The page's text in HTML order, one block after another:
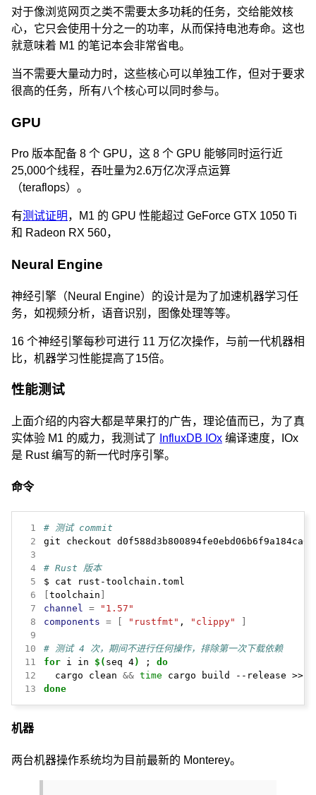
对于像浏览网页之类不需要太多功耗的任务，交给能效核
心，它只会使用十分之一的功率，从而保持电池寿命。这也
就意味着 M1 的笔记本会非常省电。
当不需要大量动力时，这些核心可以单独工作，但对于要求
很高的任务，所有八个核心可以同时参与。
GPU
Pro 版本配备 8 个 GPU，这 8 个 GPU 能够同时运行近
25,000个线程，吞吐量为2.6万亿次浮点运算
（teraflops）。
有测试证明 ，M1 的 GPU 性能超过 GeForce GTX 1050 Ti
和 Radeon RX 560，
Neural Engine
神经引擎（Neural Engine）的设计是为了加速机器学习任
务，如视频分析，语音识别，图像处理等等。
16 个神经引擎每秒可进行 11 万亿次操作，与前一代机器相
比，机器学习性能提高了15倍。
性能测试
上面介绍的内容大都是苹果打的广告，理论值而已，为了真
实体验 M1 的威力，我测试了
InfluxDB IOx 编译速度，IOx
是 Rust 编写的新一代时序引擎。
命令
1
# 测试 commit
2
3
4
# Rust 版本
5
6
[toolchain ]
7
channel =
"1.57"
8
components = [ "rustfmt" , "clippy"
]
9
10
# 测试 4 次，期间不进行任何操作，排除第一次下载依赖
11
for i in $( seq 4) ; do
12
  cargo clean
&& time
13
done
机器
两台机器操作系统均为目前最新的 Monterey。